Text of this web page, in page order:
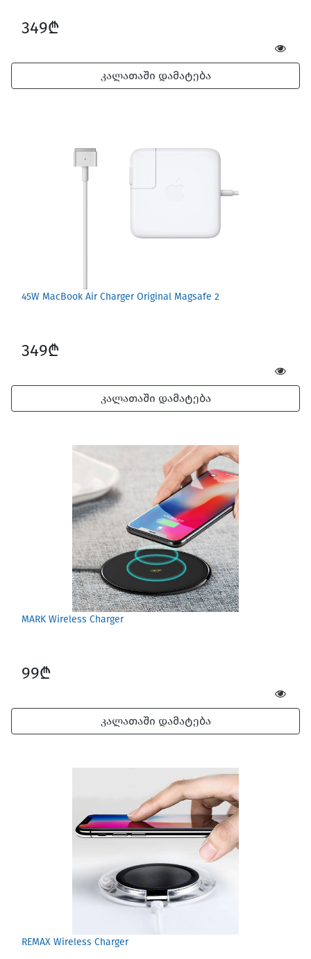
349₾
კალათაში დამატება
45W MacBook Air Charger Original Magsafe 2
349₾
კალათაში დამატება
MARK Wireless Charger
99₾
კალათაში დამატება
REMAX Wireless Charger